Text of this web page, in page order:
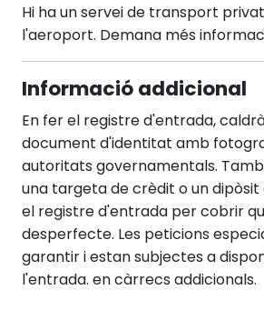
Hi ha un servei de transport
l'aeroport. Demana més
Informació addicional
En fer el registre d'entrada,
document d'identitat amb
autoritats governamentals.
una targeta de crèdit o un
el registre d'entrada per cobrir
desperfecte. Les peticions
garantir i estan subjectes a
l'entrada. en càrrecs addicionals.